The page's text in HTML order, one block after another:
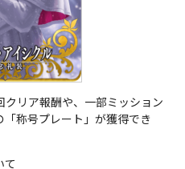
リア報酬や、一部ミッション
称号プレート」が獲得でき
て